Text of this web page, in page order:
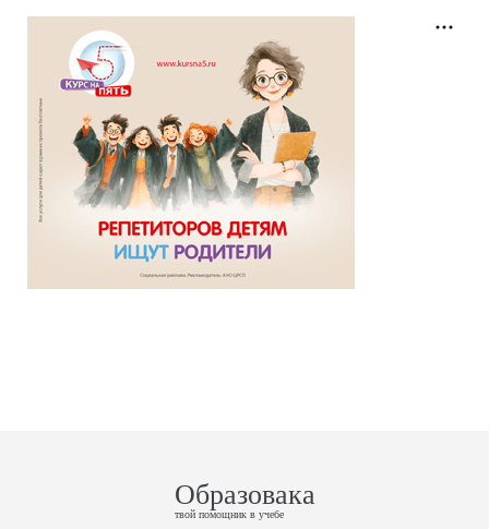
Образовака
твой помощник в учебе